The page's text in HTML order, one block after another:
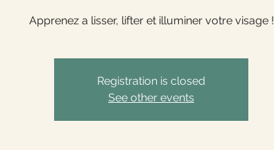
Apprenez a lisser, lifter et illuminer votre visage !
Registration is closed
See other events